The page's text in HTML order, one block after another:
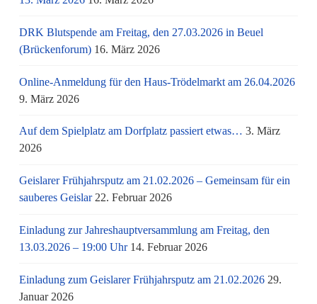
DRK Blutspende am Freitag, den 27.03.2026 in Beuel
(Brückenforum) 16. März 2026
Online-Anmeldung für den Haus-Trödelmarkt am 26.04.2026
9. März 2026
Auf dem Spielplatz am Dorfplatz passiert etwas… 3. März
2026
Geislarer Frühjahrsputz am 21.02.2026 – Gemeinsam für ein
sauberes Geislar 22. Februar 2026
Einladung zur Jahreshauptversammlung am Freitag, den
13.03.2026 – 19:00 Uhr 14. Februar 2026
Einladung zum Geislarer Frühjahrsputz am 21.02.2026 29.
Januar 2026